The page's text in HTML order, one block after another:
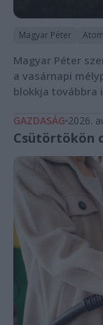
Magyar Péter
Magyar Péter
a vasárnapi
blokkja továbbra
GAZDASÁG 2026.
Csütörtökön